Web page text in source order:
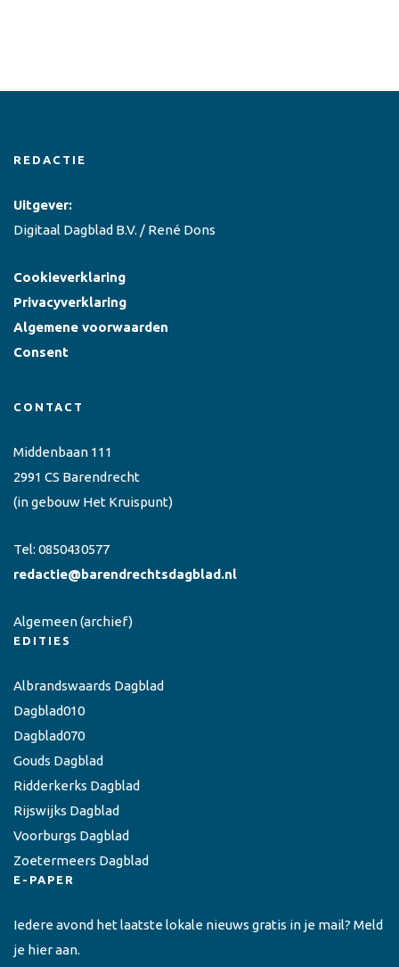
REDACTIE
Uitgever:
Digitaal Dagblad B.V. / René Dons
Cookieverklaring
Privacyverklaring
Algemene voorwaarden
Consent
CONTACT
Middenbaan 111
2991 CS Barendrecht
(in gebouw Het Kruispunt)
Tel: 0850430577
redactie@barendrechtsdagblad.nl
Algemeen(archief)
EDITIES
Albrandswaards Dagblad
Dagblad010
Dagblad070
Gouds Dagblad
Ridderkerks Dagblad
Rijswijks Dagblad
Voorburgs Dagblad
Zoetermeers Dagblad
E-PAPER
Iedere avond het laatste lokale nieuws gratis in je mail? Meld
je hier aan.